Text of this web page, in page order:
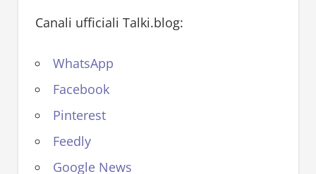
Canali ufficiali Talki.blog:
WhatsApp
Facebook
Pinterest
Feedly
Google News